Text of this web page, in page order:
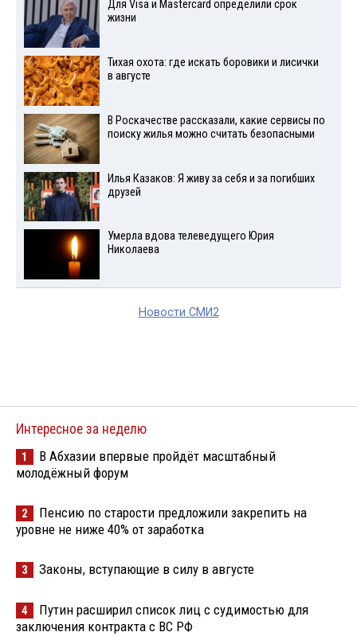
Для Visа и Mastercard определили срок
жизни
Тихая охота: где искать боровики и лисички
в августе
В Роскачестве рассказали, какие сервисы по
поиску жилья можно считать безопасными
Илья Казаков: Я живу за себя и за погибших
друзей
Умерла вдова телеведущего Юрия
Николаева
Новости СМИ2
Интересное за неделю
1
В Абхазии впервые пройдёт масштабный
молодёжный форум
2
Пенсию по старости предложили закрепить на
уровне не ниже 40% от заработка
3 Законы, вступающие в силу в августе
4
Путин расширил список лиц с судимостью для
заключения контракта с ВС РФ